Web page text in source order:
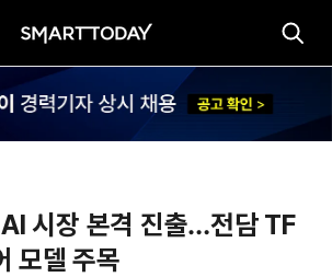
시장 본격 진출…전담 TF
모델 주목